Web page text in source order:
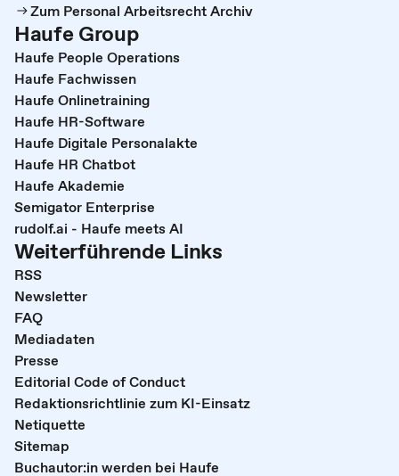
Zum Personal Arbeitsrecht Archiv
Haufe Group
Haufe People Operations
Haufe Fachwissen
Haufe Onlinetraining
Haufe HR-Software
Haufe Digitale Personalakte
Haufe HR Chatbot
Haufe Akademie
Semigator Enterprise
rudolf.ai - Haufe meets AI
Weiterführende Links
RSS
Newsletter
FAQ
Mediadaten
Presse
Editorial Code of Conduct
Redaktionsrichtlinie zum KI-Einsatz
Netiquette
Sitemap
Buchautor:in werden bei Haufe